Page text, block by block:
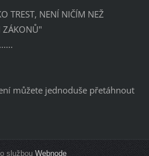
TREST, NENÍ NIČÍM NEŽ
ZÁKONŮ"
můžete jednoduše přetáhnout
službou Webnode